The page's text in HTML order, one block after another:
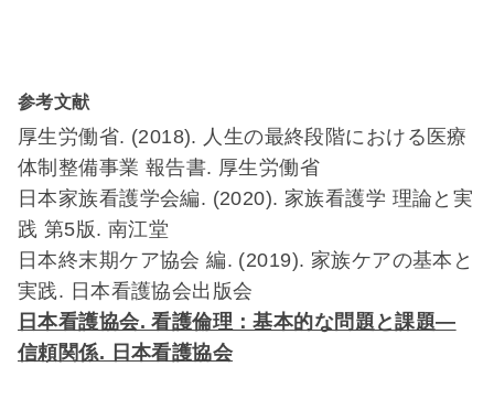
参考文献
厚生労働省. (2018). 人生の最終段階における医療
体制整備事業 報告書. 厚生労働省
日本家族看護学会編. (2020). 家族看護学 理論と実
践 第5版. 南江堂
日本終末期ケア協会 編. (2019). 家族ケアの基本と
実践. 日本看護協会出版会
日本看護協会. 看護倫理：基本的な問題と課題―
信頼関係. 日本看護協会